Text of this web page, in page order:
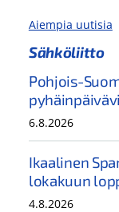
Aiempia uutisia
Sähköliitto
Pohjois-
6.8.2026
Ikaalinen
lokakuun
4.8.2026